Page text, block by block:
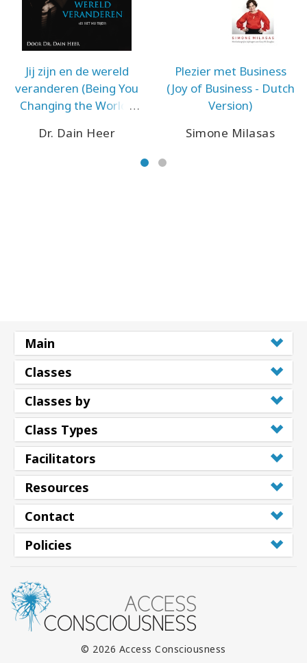
Jij zijn en de wereld
veranderen (Being You
Changing the World -
Dr. Dain Heer
Plezier met Business
(Joy of Business - Dutch
Version)
Simone Milasas
Main
Classes
Classes by
Class Types
Facilitators
Resources
Contact
Policies
© 2026 Access Consciousness